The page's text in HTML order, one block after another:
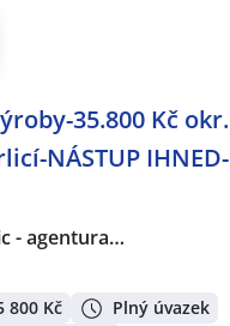
35.800 Kč okr.
NÁSTUP IHNED-
- agentura…
800 Kč
Plný úvazek